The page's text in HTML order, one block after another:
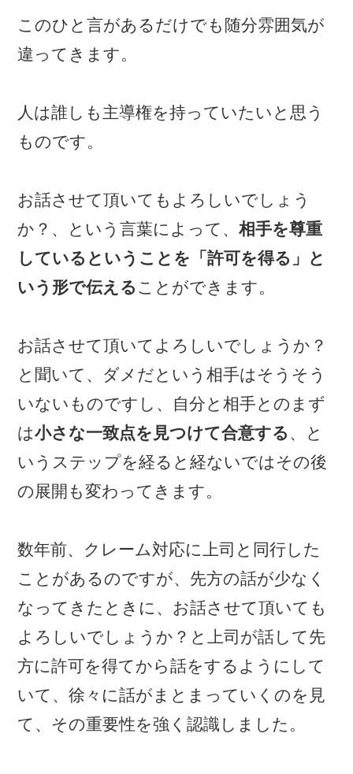
このひと言があるだけでも随分雰囲気が
違ってきます。
人は誰しも主導権を持っていたいと思う
ものです。
お話させて頂いてもよろしいでしょう
か？、という言葉によって、相手を尊重
しているということを「許可を得る」と
いう形で伝える ことができます。
お話させて頂いてよろしいでしょうか？
と聞いて、ダメだという相手はそうそう
いないものですし、自分と相手とのまず
は小さな一致点を見つけて合意する 、と
いうステップを経ると経ないではその後
の展開も変わってきます。
数年前、クレーム対応に上司と同行した
ことがあるのですが、先方の話が少なく
なってきたときに、お話させて頂いても
よろしいでしょうか？と上司が話して先
方に許可を得てから話をするようにして
いて、徐々に話がまとまっていくのを見
て、その重要性を強く認識しました。